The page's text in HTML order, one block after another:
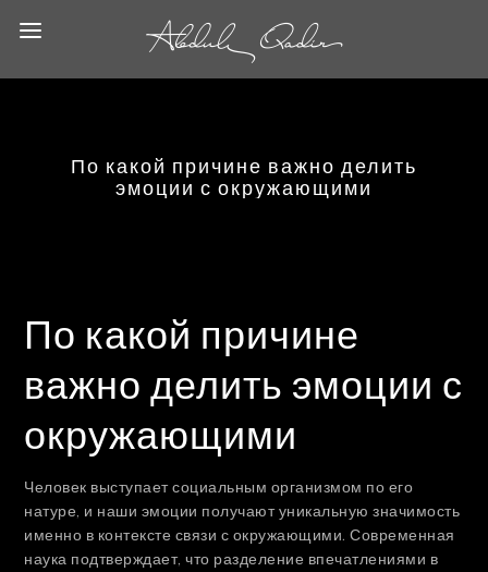
По какой причине важно делить
эмоции с окружающими
По какой причине
важно делить эмоции с
окружающими
Человек выступает социальным организмом по его
натуре, и наши эмоции получают уникальную значимость
именно в контексте связи с окружающими. Современная
наука подтверждает, что разделение впечатлениями в